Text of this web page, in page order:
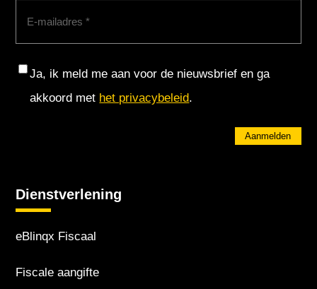
Consent
Ja, ik meld me aan voor de nieuwsbrief en ga
akkoord met het privacybeleid.
Aanmelden
Dienstverlening
eBlinqx Fiscaal
Fiscale aangifte